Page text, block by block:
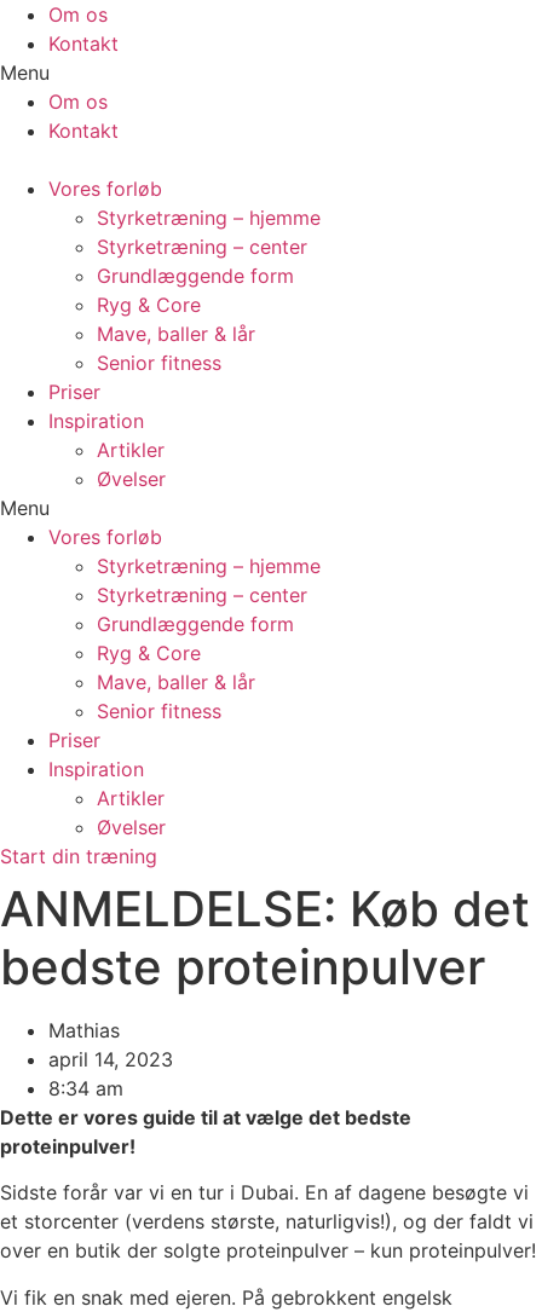
Videre
indhold
Om os
Kontakt
Menu
Om os
Kontakt
Vores forløb
Styrketræning – hjemme
Styrketræning – center
Grundlæggende form
Ryg & Core
Mave, baller & lår
Senior fitness
Priser
Inspiration
Artikler
Øvelser
Menu
Vores forløb
Styrketræning – hjemme
Styrketræning – center
Grundlæggende form
Ryg & Core
Mave, baller & lår
Senior fitness
Priser
Inspiration
Artikler
Øvelser
Start din træning
ANMELDELSE: Køb det
bedste proteinpulver
Mathias
april 14, 2023
8:34 am
Dette er vores guide til at vælge det bedste
proteinpulver!
Sidste forår var vi en tur i Dubai. En af dagene besøgte vi
et storcenter (verdens største, naturligvis!), og der faldt vi
over en butik der solgte proteinpulver – kun proteinpulver!
Vi fik en snak med ejeren. På gebrokkent engelsk